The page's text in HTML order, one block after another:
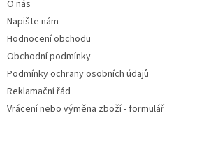
O nás
Napište nám
Hodnocení obchodu
Obchodní podmínky
Podmínky ochrany osobních údajů
Reklamační řád
Vrácení nebo výměna zboží - formulář